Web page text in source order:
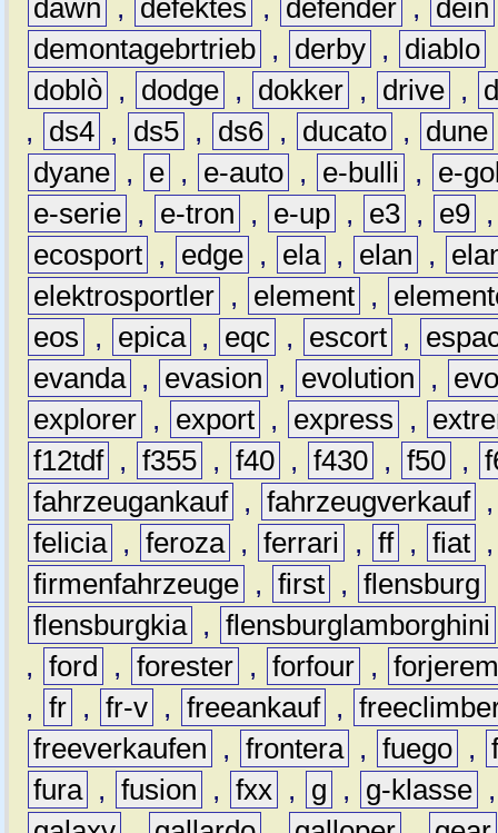
dawn , defektes , defender , dein
demontagebrtrieb , derby , diablo
doblò , dodge , dokker , drive ,
,
ds4 , ds5 , ds6 , ducato , dune
dyane , e , e-auto , e-bulli ,
e-
e-serie , e-tron , e-up , e3 , e9
ecosport , edge , ela , elan ,
elektrosportler , element ,
eos
, epica , eqc , escort ,
evanda , evasion , evolution ,
explorer , export , express ,
f12tdf , f355 , f40 , f430 , f50 ,
fahrzeugankauf , fahrzeugverkauf
felicia , feroza , ferrari , ff , fiat
firmenfahrzeuge , first , flensburg
flensburgkia , flensburglamborghini
, ford , forester , forfour ,
, fr , fr-v , freeankauf ,
freeverkaufen
, frontera , fuego ,
fura , fusion , fxx , g , g-klasse